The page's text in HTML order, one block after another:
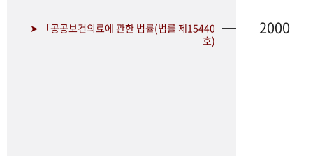
➤ 「공공보건의료에 관한 법률(법률 제15440
호)
2000